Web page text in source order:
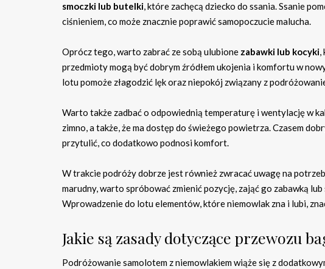
smoczki lub butelki, które zachęcą dziecko do ssania. Ssanie
ciśnieniem, co może znacznie poprawić samopoczucie malucha.
Oprócz tego, warto zabrać ze sobą ulubione zabawki lub kocyki,
przedmioty mogą być dobrym źródłem ukojenia i komfortu w
lotu pomoże złagodzić lęk oraz niepokój związany z
Warto także zadbać o odpowiednią temperaturę i wentylację w
zimno, a także, że ma dostęp do świeżego powietrza. Czasem
przytulić, co dodatkowo podnosi komfort.
W trakcie podróży dobrze jest również zwracać uwagę na
marudny, warto spróbować zmienić pozycję, zająć go zabawką
Wprowadzenie do lotu elementów, które niemowlak zna i lubi,
Jakie są zasady dotyczące przewozu
Podróżowanie samolotem z niemowlakiem wiąże się z